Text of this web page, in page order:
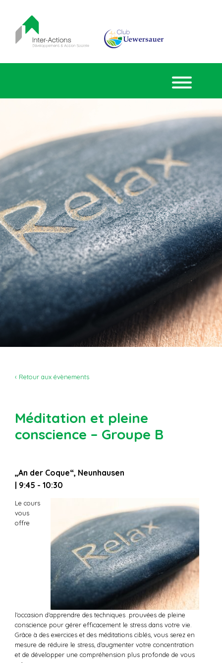
‹ Retour aux évènements
Méditation et pleine
conscience – Groupe B
„An der Coque“, Neunhausen
| 9:45 - 10:30
Le cours
vous
offre
l’occasion d’apprendre des techniques .prouvées de pleine
conscience pour gérer efficacement le stress dans votre vie.
Grâce à des exercices et des méditations ciblés, vous serez en
mesure de réduire le stress, d’augmenter votre concentration
et de développer une compréhension plus profonde de vous